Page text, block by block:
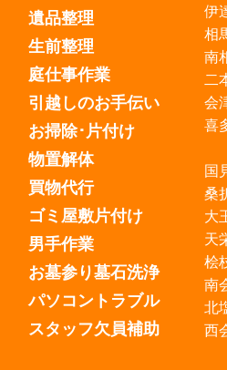
遺品整理
生前整理
庭仕事作業
引越しのお手伝い
お掃除･片付け
物置解体
買物代行
ゴミ屋敷片付け
男手作業
お墓参り墓石洗浄
パソコントラブル
スタッフ欠員補助
相
南
二
会
喜
桧
南
北
西